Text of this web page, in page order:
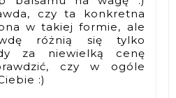
czy ta konkretna
w takiej formie, ale
różnią się tylko
za niewielką cenę
czy w ogóle
:)